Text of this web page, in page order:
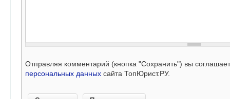
Отправляя комментарий (кнопка "Сохранить") вы
персональных данных сайта ТопЮрист.РУ.